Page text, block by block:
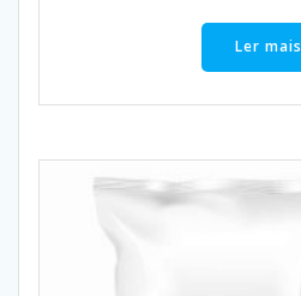
Ler mais